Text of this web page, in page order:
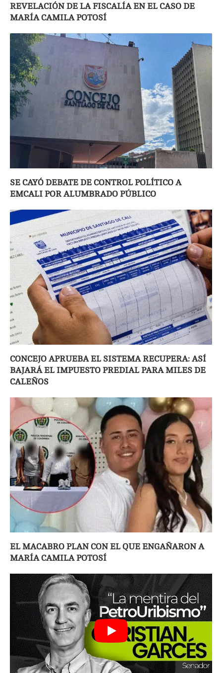
REVELACIÓN DE LA FISCALÍA EN EL CASO DE
MARÍA CAMILA POTOSÍ
SE CAYÓ DEBATE DE CONTROL POLÍTICO A
EMCALI POR ALUMBRADO PÚBLICO
CONCEJO APRUEBA EL SISTEMA RECUPERA: ASÍ
BAJARÁ EL IMPUESTO PREDIAL PARA MILES DE
CALEÑOS
EL MACABRO PLAN CON EL QUE ENGAÑARON A
MARÍA CAMILA POTOSÍ